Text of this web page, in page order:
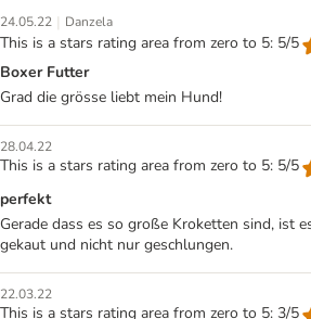
24.05.22 | Danzela
This is a stars rating area from zero to 5: 5/5
Boxer Futter
Grad die grösse liebt mein Hund!
28.04.22
This is a stars rating area from zero to 5: 5/5
perfekt
Gerade dass es so große Kroketten sind, ist
gekaut und nicht nur geschlungen.
22.03.22
This is a stars rating area from zero to 5: 3/5